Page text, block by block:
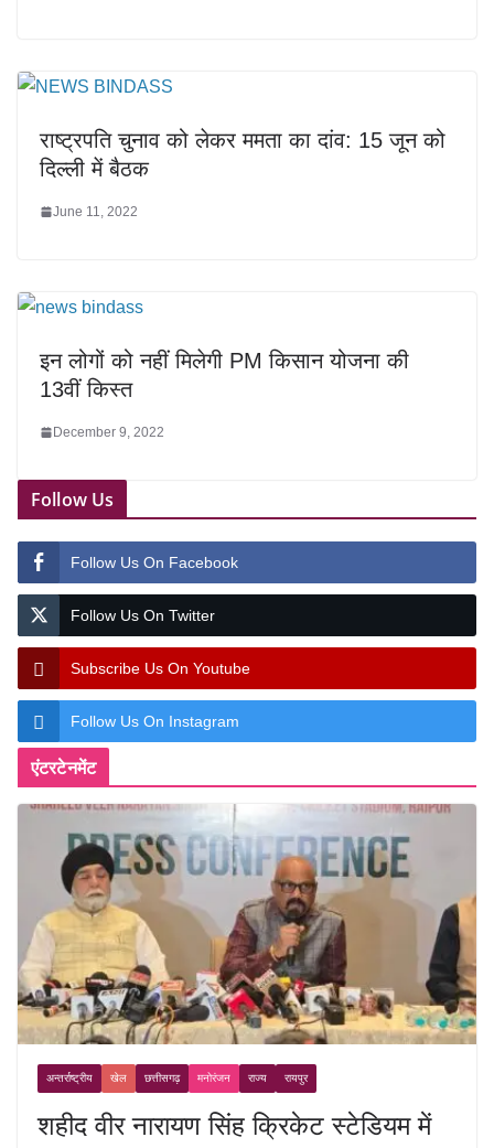
राष्ट्रपति चुनाव को लेकर ममता का दांव: 15 जून को
दिल्ली में बैठक
June 11, 2022
इन लोगों को नहीं मिलेगी PM किसान योजना की
13वीं किस्त
December 9, 2022
Follow Us
Follow Us On Facebook
Follow Us On Twitter
Subscribe Us On Youtube
Follow Us On Instagram
एंटरटेनमेंट
अन्तर्राष्ट्रीय खेल छत्तीसगढ़ मनोरंजन राज्य रायपुर
शहीद वीर नारायण सिंह क्रिकेट स्टेडियम में